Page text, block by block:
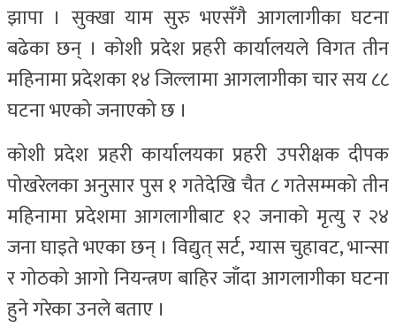
झापा । सुक्खा याम सुरु भएसँगै आगलागीका घटना
बढेका छन् । कोशी प्रदेश प्रहरी कार्यालयले विगत तीन
महिनामा प्रदेशका १४ जिल्लामा आगलागीका चार सय ८८
घटना भएको जनाएको छ ।
कोशी प्रदेश प्रहरी कार्यालयका प्रहरी उपरीक्षक दीपक
पोखरेलका अनुसार पुस १ गतेदेखि चैत ८ गतेसम्मको तीन
महिनामा प्रदेशमा आगलागीबाट १२ जनाको मृत्यु र २४
जना घाइते भएका छन् । विद्युत् सर्ट, ग्यास चुहावट, भान्सा
र गोठको आगो नियन्त्रण बाहिर जाँदा आगलागीका घटना
हुने गरेका उनले बताए ।